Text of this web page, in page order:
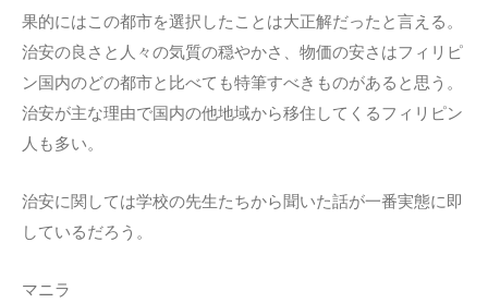
果的にはこの都市を選択したことは大正解だったと言える。
治安の良さと人々の気質の穏やかさ、物価の安さはフィリピ
ン国内のどの都市と比べても特筆すべきものがあると思う。
治安が主な理由で国内の他地域から移住してくるフィリピン
人も多い。
治安に関しては学校の先生たちから聞いた話が一番実態に即
しているだろう。
マニラ